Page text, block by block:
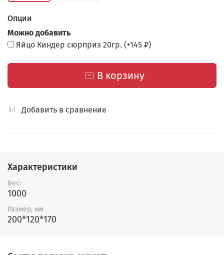
Опции
Можно добавить
Яйцо Киндер сюрприз 20гр. (+145 ₽)
В корзину
Добавить в сравнение
Характеристики
Вес:
1000
Размер, мм
200*120*170